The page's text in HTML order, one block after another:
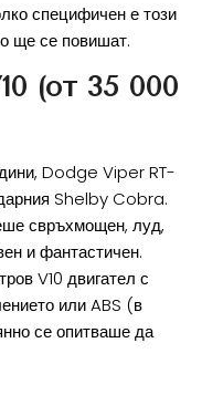
специфичен е този
ще се повишат.
(от 35 000
Dodge Viper RT-
Shelby Cobra.
свръхмощен, луд,
и фантастичен.
V10 двигател с
или ABS (в
се опитваше да